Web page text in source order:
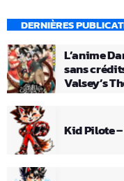
DERNIÈRES
L’anime
sans
Valsey’s
Kid Pilote